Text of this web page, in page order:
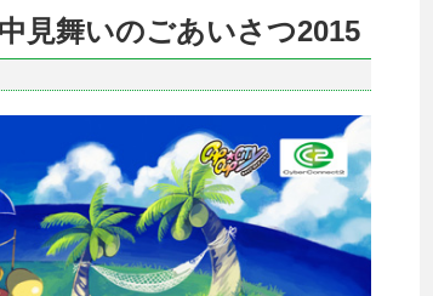
見舞いのごあいさつ2015